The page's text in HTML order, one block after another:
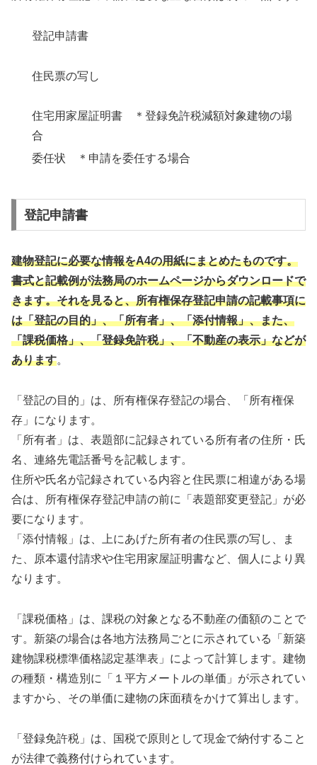
登記申請書
住民票の写し
住宅用家屋証明書 ＊登録免許税減額対象建物の場
合
委任状 ＊申請を委任する場合
登記申請書
建物登記に必要な情報をA4の用紙にまとめたものです。
書式と記載例が法務局のホームページからダウンロードで
きます。それを見ると、所有権保存登記申請の記載事項に
は「登記の目的」、「所有者」、「添付情報」、また、
「課税価格」、「登録免許税」、「不動産の表示」などが
あります。
「登記の目的」は、所有権保存登記の場合、「所有権保
存」になります。
「所有者」は、表題部に記録されている所有者の住所・氏
名、連絡先電話番号を記載します。
住所や氏名が記録されている内容と住民票に相違がある場
合は、所有権保存登記申請の前に「表題部変更登記」が必
要になります。
「添付情報」は、上にあげた所有者の住民票の写し、ま
た、原本還付請求や住宅用家屋証明書など、個人により異
なります。
「課税価格」は、課税の対象となる不動産の価額のことで
す。新築の場合は各地方法務局ごとに示されている「新築
建物課税標準価格認定基準表」によって計算します。建物
の種類・構造別に「１平方メートルの単価」が示されてい
ますから、その単価に建物の床面積をかけて算出します。
「登録免許税」は、国税で原則として現金で納付すること
が法律で義務付けられています。